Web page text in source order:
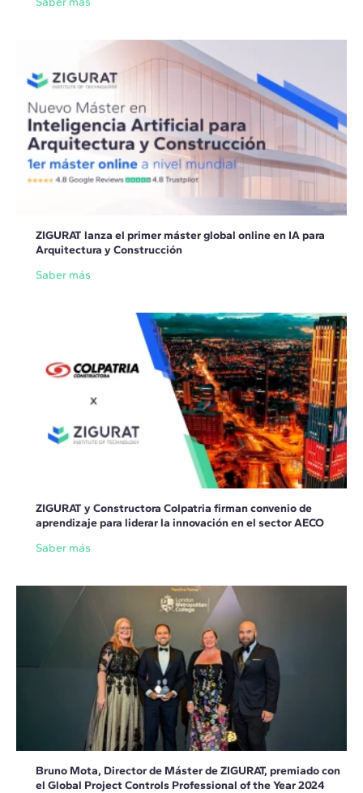
ZIGURAT lanza el primer máster global online en IA para
Arquitectura y Construcción
Saber más
ZIGURAT y Constructora Colpatria firman convenio de
aprendizaje para liderar la innovación en el sector AECO
Saber más
Bruno Mota, Director de Máster de ZIGURAT, premiado con
el Global Project Controls Professional of the Year 2024